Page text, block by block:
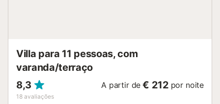
de jantar convida-o a desfrutar de refeições ao ar livre,
enquanto admira as impressionantes vistas panorâ...
Villa para 11 pessoas, com
varanda/terraço
8,3
18 avaliações
A partir de € 212 por noite